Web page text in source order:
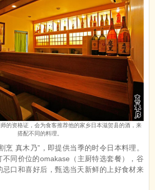
的资格证，会为食客推荐他的家乡日本滋贺县的酒，来
搭配不同的料理。
烹 真木乃”，即提供当季的时令日本料理。
同价位的omakase（主厨特选套餐），谷
忌口和喜好后，甄选当天新鲜的上好食材来